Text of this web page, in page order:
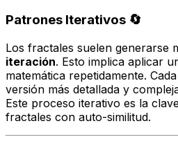
Patrones Iterativos 🔄
Los fractales suelen generarse
iteración. Esto implica aplicar
matemática repetidamente.
versión más detallada y
Este proceso iterativo es la
fractales con auto-similitud.